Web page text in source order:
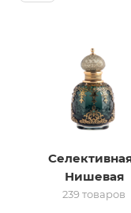
/ Нишевая
Нишевая
239 товаров